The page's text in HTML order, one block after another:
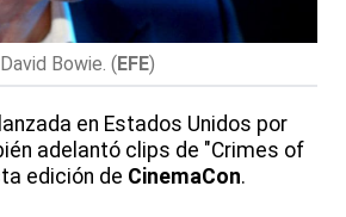
Bowie. (EFE)
en Estados Unidos por
adelantó clips de "Crimes of
edición de CinemaCon.